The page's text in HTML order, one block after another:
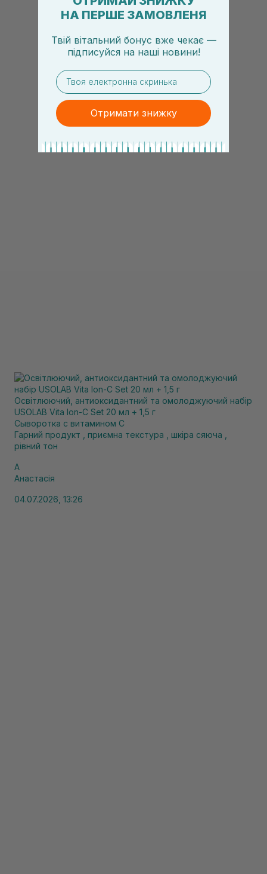
Освітлюючий, антиоксидантний та омолоджуючий набір
USOLAB Vita Ion-C Set 20 мл + 1,5 г
Сыворотка с витамином С
Гарний продукт , приємна текстура , шкіра сяюча ,
рівний тон
А
Анастасія
04.07.2026, 13:26
НА ПЕРШЕ ЗАМОВЛЕНЯ
Твій вітальний бонус вже чекає —
підписуйся на наші новини!
email
Отримати знижку